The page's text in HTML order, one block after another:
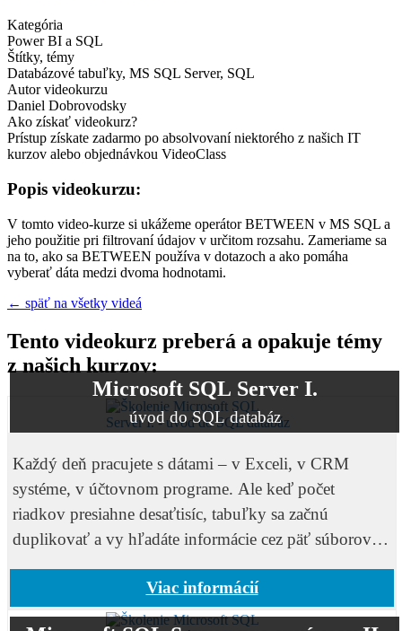
Kategória
Power BI a SQL
Štítky, témy
Databázové tabuľky, MS SQL Server, SQL
Autor videokurzu
Daniel Dobrovodsky
Ako získať videokurz?
Prístup získate zadarmo po absolvovaní niektorého z našich IT
kurzov alebo objednávkou VideoClass
Popis videokurzu:
V tomto video-kurze si ukážeme operátor BETWEEN v MS SQL a
jeho použitie pri filtrovaní údajov v určitom rozsahu. Zameriame sa
na to, ako sa BETWEEN používa v dotazoch a ako pomáha
vyberať dáta medzi dvoma hodnotami.
← späť na všetky videá
Tento videokurz preberá a opakuje témy
z našich kurzov:
Microsoft SQL Server I.
úvod do SQL databáz
Každý deň pracujete s dátami – v Exceli, v CRM
systéme, v účtovnom programe. Ale keď počet
riadkov presiahne desaťtisíc, tabuľky sa začnú
duplikovať a vy hľadáte informácie cez päť súborov
Viac informácií